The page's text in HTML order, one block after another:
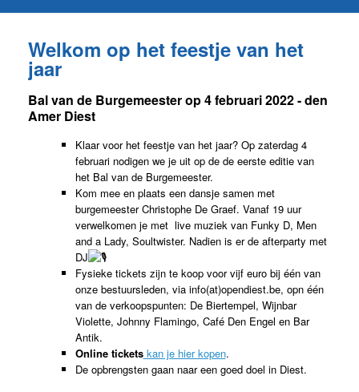
Welkom op het feestje van het
jaar
Bal van de Burgemeester op 4 februari 2022 - den
Amer Diest
Klaar voor het feestje van het jaar? Op zaterdag 4
februari nodigen we je uit op de de eerste editie van
het Bal van de Burgemeester.
Kom mee en plaats een dansje samen met
burgemeester Christophe De Graef. Vanaf 19 uur
verwelkomen je met live muziek van Funky D, Men
and a Lady, Soultwister. Nadien is er de afterparty met
DJ
Fysieke tickets zijn te koop voor vijf euro bij één van
onze bestuursleden, via info(at)opendiest.be, opn één
van de verkoopspunten: De Biertempel, Wijnbar
Violette, Johnny Flamingo, Café Den Engel en Bar
Antik.
Online ticketskan je hier kopen.
De opbrengsten gaan naar een goed doel in Diest.